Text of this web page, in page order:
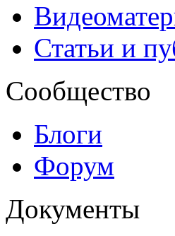
Статьи и
Сообщество
Блоги
Форум
Документы